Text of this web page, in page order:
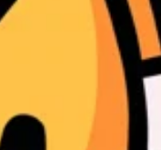
02405202310226.